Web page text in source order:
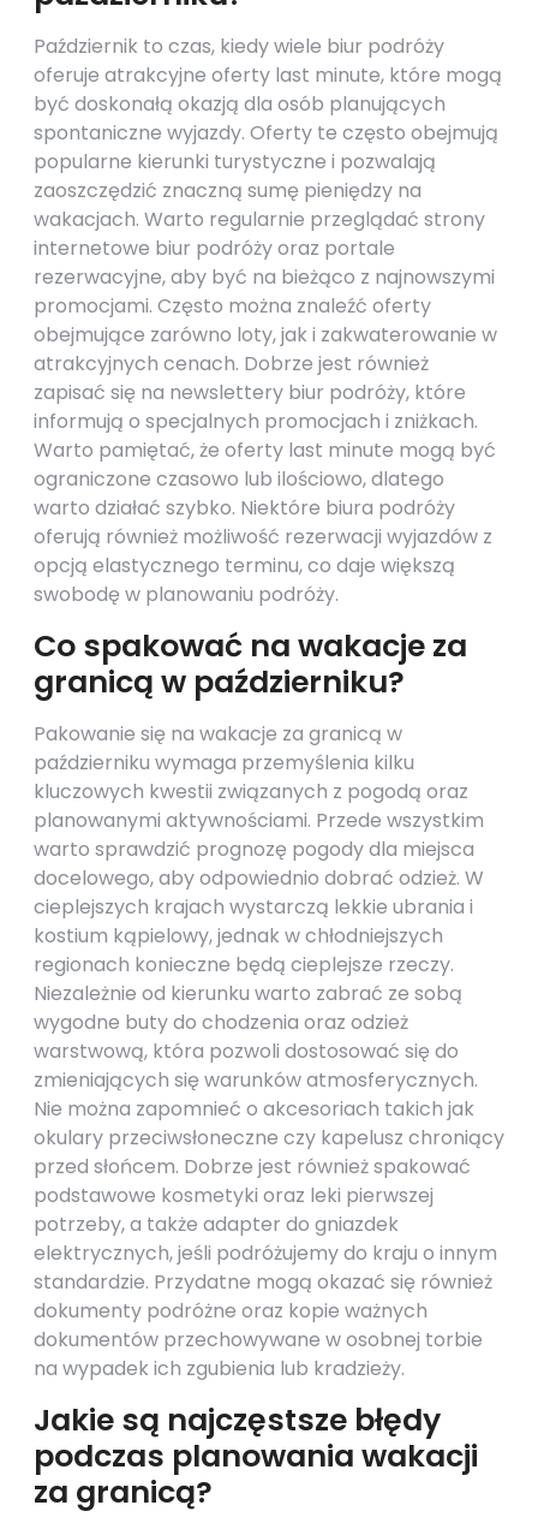
Październik to czas, kiedy wiele biur podróży
oferuje atrakcyjne oferty last minute, które mogą
być doskonałą okazją dla osób planujących
spontaniczne wyjazdy. Oferty te często obejmują
popularne kierunki turystyczne i pozwalają
zaoszczędzić znaczną sumę pieniędzy na
wakacjach. Warto regularnie przeglądać strony
internetowe biur podróży oraz portale
rezerwacyjne, aby być na bieżąco z najnowszymi
promocjami. Często można znaleźć oferty
obejmujące zarówno loty, jak i zakwaterowanie w
atrakcyjnych cenach. Dobrze jest również
zapisać się na newslettery biur podróży, które
informują o specjalnych promocjach i zniżkach.
Warto pamiętać, że oferty last minute mogą być
ograniczone czasowo lub ilościowo, dlatego
warto działać szybko. Niektóre biura podróży
oferują również możliwość rezerwacji wyjazdów z
opcją elastycznego terminu, co daje większą
swobodę w planowaniu podróży.
Co spakować na wakacje za
granicą w październiku?
Pakowanie się na wakacje za granicą w
październiku wymaga przemyślenia kilku
kluczowych kwestii związanych z pogodą oraz
planowanymi aktywnościami. Przede wszystkim
warto sprawdzić prognozę pogody dla miejsca
docelowego, aby odpowiednio dobrać odzież. W
cieplejszych krajach wystarczą lekkie ubrania i
kostium kąpielowy, jednak w chłodniejszych
regionach konieczne będą cieplejsze rzeczy.
Niezależnie od kierunku warto zabrać ze sobą
wygodne buty do chodzenia oraz odzież
warstwową, która pozwoli dostosować się do
zmieniających się warunków atmosferycznych.
Nie można zapomnieć o akcesoriach takich jak
okulary przeciwsłoneczne czy kapelusz chroniący
przed słońcem. Dobrze jest również spakować
podstawowe kosmetyki oraz leki pierwszej
potrzeby, a także adapter do gniazdek
elektrycznych, jeśli podróżujemy do kraju o innym
standardzie. Przydatne mogą okazać się również
dokumenty podróżne oraz kopie ważnych
dokumentów przechowywane w osobnej torbie
na wypadek ich zgubienia lub kradzieży.
Jakie są najczęstsze błędy
podczas planowania wakacji
za granicą?